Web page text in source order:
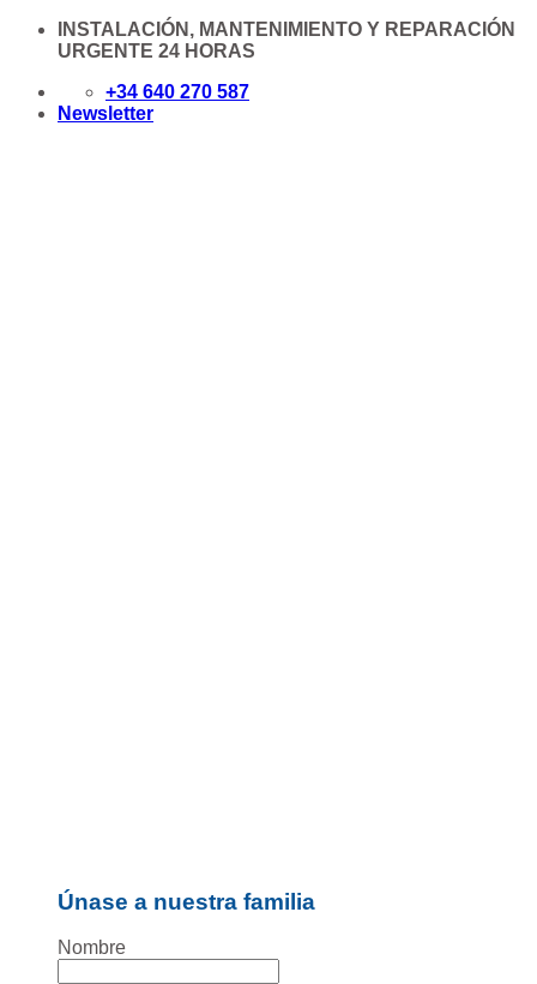
Saltar
INSTALACIÓN, MANTENIMIENTO Y REPARACIÓN
URGENTE 24 HORAS
+34 640 270 587
Newsletter
Únase a nuestra familia
Nombre